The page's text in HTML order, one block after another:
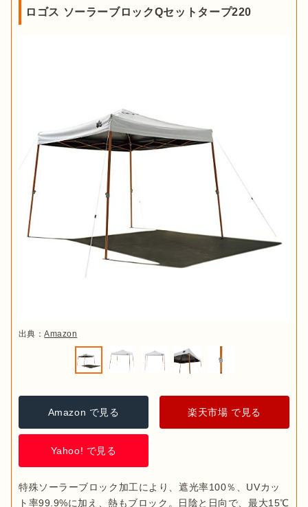
ロゴス ソーラーブロックQセットタープ220
出典：Amazon
Amazon で見る 楽天市場 で見る
Yahoo! で見る
特殊ソーラーブロック加工により、遮光率100％、UVカッ
ト率99.9%に加え、熱もブロック。日陰と日向で、最大15℃